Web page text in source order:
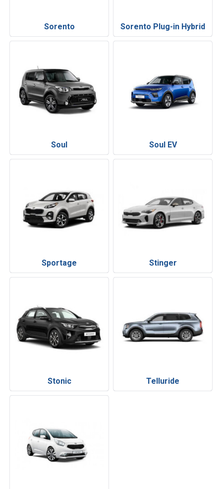
Sorento Sorento Plug-in Hybrid
Soul Soul EV
Sportage Stinger
Stonic Telluride